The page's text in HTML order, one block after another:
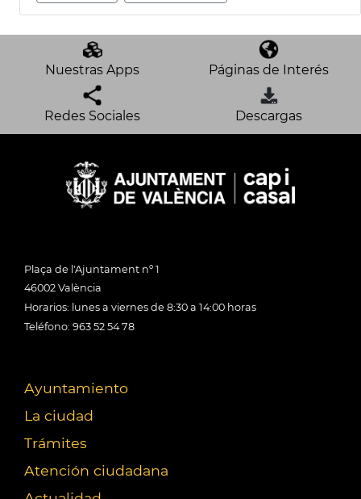
Nuestras Apps Páginas de Interés
Redes Sociales Descargas
Plaça de l'Ajuntament nº 1
46002 València
Horarios: lunes a viernes de 8:30 a 14:00 horas
Teléfono: 963 52 54 78
Ayuntamiento
La ciudad
Trámites
Atención ciudadana